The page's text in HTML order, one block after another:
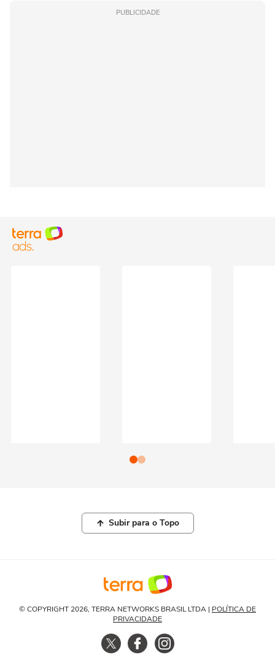
PUBLICIDADE
Subir para o Topo
© COPYRIGHT 2026, TERRA NETWORKS BRASIL LTDA | POLÍTICA DE
PRIVACIDADE